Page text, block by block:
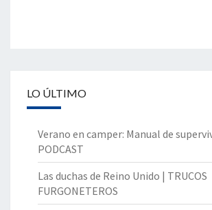
LO ÚLTIMO
Verano en camper: Manual de
PODCAST
Las duchas de Reino Unido | TRUCOS
FURGONETEROS